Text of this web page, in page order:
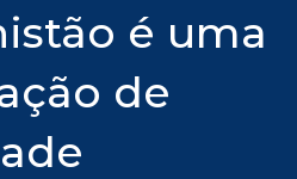
é uma
de